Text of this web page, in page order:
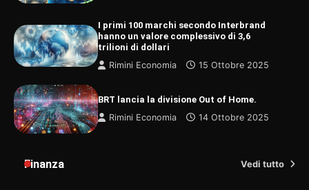
I primi 100 marchi secondo Interbrand
hanno un valore complessivo di 3,6
trilioni di dollari
Rimini Economia
15 Ottobre 2025
BRT lancia la divisione Out of Home.
Rimini Economia
14 Ottobre 2025
Finanza Vedi tutto